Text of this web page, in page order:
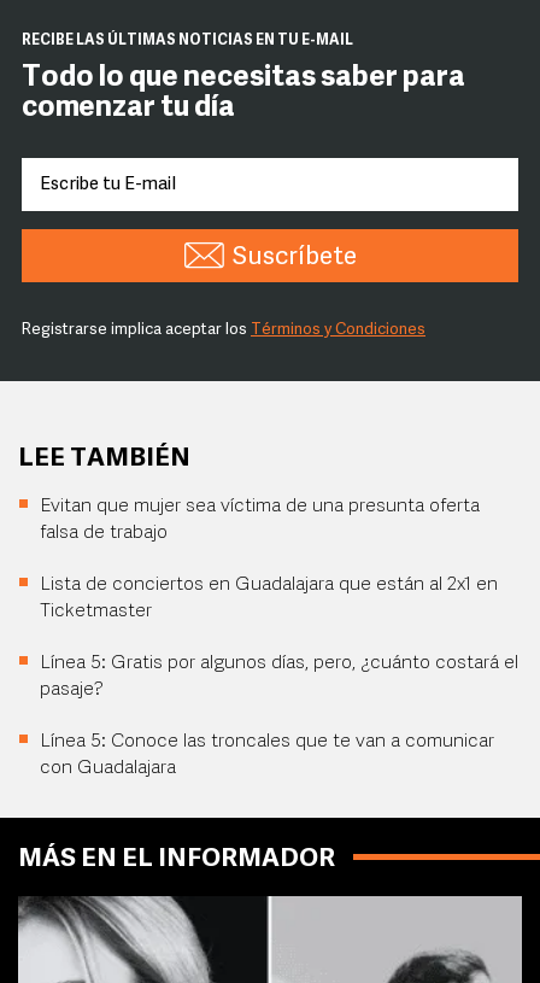
RECIBE LAS ÚLTIMAS NOTICIAS EN TU E-MAIL
Todo lo que necesitas saber para
comenzar tu día
Suscríbete
Registrarse implica aceptar los Términos y Condiciones
LEE TAMBIÉN
Evitan que mujer sea víctima de una presunta oferta
falsa de trabajo
Lista de conciertos en Guadalajara que están al 2x1 en
Ticketmaster
Línea 5: Gratis por algunos días, pero, ¿cuánto costará el
pasaje?
Línea 5: Conoce las troncales que te van a comunicar
con Guadalajara
MÁS EN EL INFORMADOR